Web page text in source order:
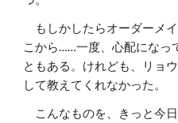
もしかしたらオーダーメ
こから……一度、心配になっ
ともある。けれども、リョ
して教えてくれなかった。
こんなものを、きっと今